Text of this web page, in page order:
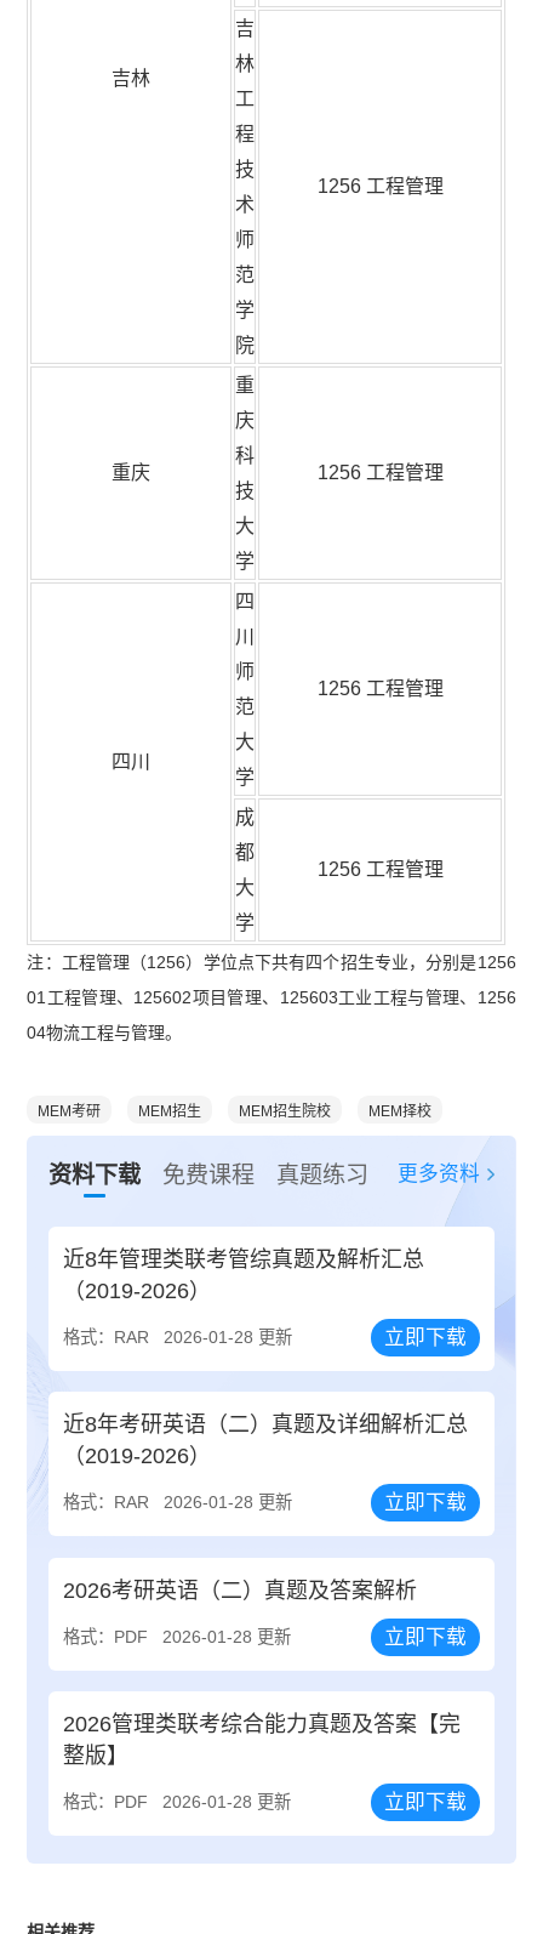
吉林
吉
林
工
程
技
术
师
范
学
院
1256 工程管理
重庆
重
庆
科
技
大
学
1256 工程管理
四川
四
川
师
范
大
学
1256 工程管理
成
都
大
学
1256 工程管理
注：工程管理（1256）学位点下共有四个招生专业，分别是1256
01工程管理、125602项目管理、125603工业工程与管理、1256
04物流工程与管理。
MEM考研 MEM招生 MEM招生院校 MEM择校
资料下载 免费课程 真题练习 更多资料
近8年管理类联考管综真题及解析汇总
（2019-2026）
格式：RAR 2026-01-28 更新 立即下载
近8年考研英语（二）真题及详细解析汇总
（2019-2026）
格式：RAR 2026-01-28 更新 立即下载
2026考研英语（二）真题及答案解析
格式：PDF 2026-01-28 更新 立即下载
2026管理类联考综合能力真题及答案【完
整版】
格式：PDF 2026-01-28 更新 立即下载